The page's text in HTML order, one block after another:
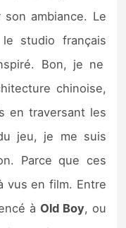
ambiance. Le
studio français
Bon, je ne
chinoise,
en traversant les
jeu, je me suis
Parce que ces
vus en film. Entre
à Old Boy, ou